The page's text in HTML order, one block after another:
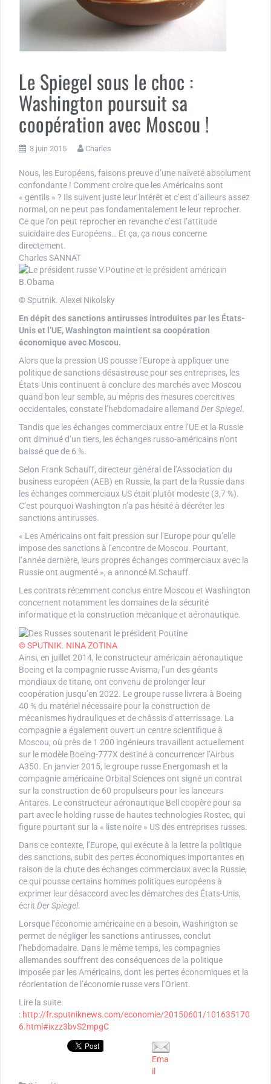
Le Spiegel sous le choc :
Washington poursuit sa
coopération avec Moscou !
3 juin 2015 Charles
Nous, les Européens, faisons preuve d’une naïveté absolument
confondante ! Comment croire que les Américains sont
« gentils » ? Ils suivent juste leur intérêt et c’est d’ailleurs assez
normal, on ne peut pas fondamentalement le leur reprocher.
Ce que l’on peut reprocher en revanche c’est l’attitude
suicidaire des Européens… Et ça, ça nous concerne
directement.
Charles SANNAT
© Sputnik. Alexei Nikolsky
En dépit des sanctions antirusses introduites par les États-
Unis et l’UE, Washington maintient sa coopération
économique avec Moscou.
Alors que la pression US pousse l’Europe à appliquer une
politique de sanctions désastreuse pour ses entreprises, les
États-Unis continuent à conclure des marchés avec Moscou
quand bon leur semble, au mépris des mesures coercitives
occidentales, constate l’hebdomadaire allemand Der Spiegel.
Tandis que les échanges commerciaux entre l’UE et la Russie
ont diminué d’un tiers, les échanges russo-américains n’ont
baissé que de 6 %.
Selon Frank Schauff, directeur général de l’Association du
business européen (AEB) en Russie, la part de la Russie dans
les échanges commerciaux US était plutôt modeste (3,7 %).
C’est pourquoi Washington n’a pas hésité à décréter les
sanctions antirusses.
« Les Américains ont fait pression sur l’Europe pour qu’elle
impose des sanctions à l’encontre de Moscou. Pourtant,
l’année dernière, leurs propres échanges commerciaux avec la
Russie ont augmenté », a annoncé M.Schauff.
Les contrats récemment conclus entre Moscou et Washington
concernent notamment les domaines de la sécurité
informatique et la construction mécanique et aéronautique.
© SPUTNIK. NINA ZOTINA
Ainsi, en juillet 2014, le constructeur américain aéronautique
Boeing et la compagnie russe Avisma, l’un des géants
mondiaux de titane, ont convenu de prolonger leur
coopération jusqu’en 2022. Le groupe russe livrera à Boeing
40 % du matériel nécessaire pour la construction de
mécanismes hydrauliques et de châssis d’atterrissage. La
compagnie a également ouvert un centre scientifique à
Moscou, où près de 1 200 ingénieurs travaillent actuellement
sur le modèle Boeing-777X destiné à concurrencer l’Airbus
A350. En janvier 2015, le groupe russe Energomash et la
compagnie américaine Orbital Sciences ont signé un contrat
sur la construction de 60 propulseurs pour les lanceurs
Antares. Le constructeur aéronautique Bell coopère pour sa
part avec le holding russe de hautes technologies Rostec, qui
figure pourtant sur la « liste noire » US des entreprises russes.
Dans ce contexte, l’Europe, qui exécute à la lettre la politique
des sanctions, subit des pertes économiques importantes en
raison de la chute des échanges commerciaux avec la Russie,
ce qui pousse certains hommes politiques européens à
exprimer leur désaccord avec les démarches des États-Unis,
écrit Der Spiegel.
Lorsque l’économie américaine en a besoin, Washington se
permet de négliger les sanctions antirusses, conclut
l’hebdomadaire. Dans le même temps, les compagnies
allemandes souffrent des conséquences de la politique
imposée par les Américains, dont les pertes économiques et la
réorientation de l’économie russe vers l’Orient.
Lire la suite
: http://fr.sputniknews.com/economie/20150601/101635170
6.html#ixzz3bvS2mpgC
Ema
il